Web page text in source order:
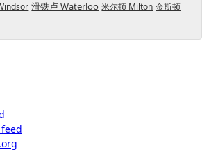
滑铁卢 Waterloo 米尔顿 Milton 金斯顿